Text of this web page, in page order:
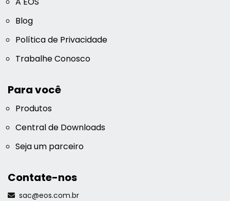
Blog
Política de Privacidade
Trabalhe Conosco
Para você
Produtos
Central de Downloads
Seja um parceiro
Contate-nos
sac@eos.com.br